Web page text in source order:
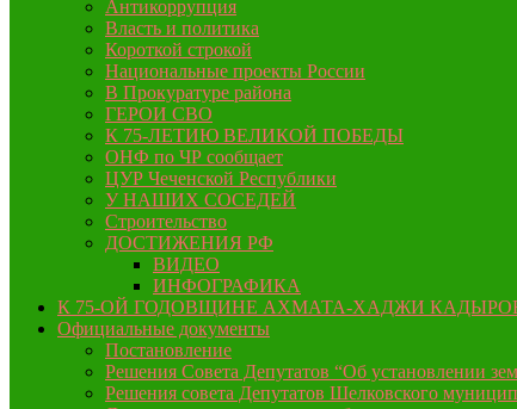
Антикоррупция
Власть и политика
Короткой строкой
Национальные проекты России
В Прокуратуре района
ГЕРОИ СВО
К 75-ЛЕТИЮ ВЕЛИКОЙ ПОБЕДЫ
ОНФ по ЧР сообщает
ЦУР Чеченской Республики
У НАШИХ СОСЕДЕЙ
Строительство
ДОСТИЖЕНИЯ РФ
ВИДЕО
ИНФОГРАФИКА
К 75-ОЙ ГОДОВЩИНЕ АХМАТА-ХАДЖИ
Официальные документы
Постановление
Решения Совета Депутатов “Об установлении
Решения совета Депутатов Шелковского